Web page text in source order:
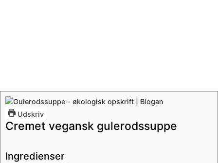
Udskriv
Cremet vegansk gulerodssuppe
Ingredienser